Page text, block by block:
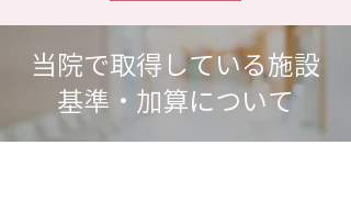
当院で取得している施設
基準・加算について